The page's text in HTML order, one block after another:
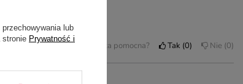
Czy opinia była pomocna? Tak 0 Nie 0
przechowywania lub
stronie Prywatność i